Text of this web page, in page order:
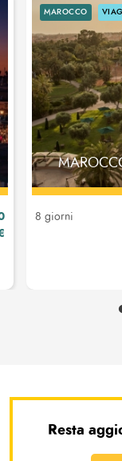
MAROCCO
8 giorni
Resta